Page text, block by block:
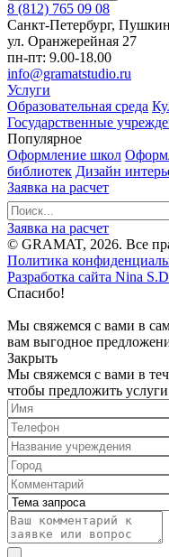
8 (812) 765 09 08
Санкт-Петербург, Пушкин
ул. Оранжерейная 27
пн-пт: 9.00-18.00
info@gramatstudio.ru
Услуги
Образовательная среда
Государственные
Популярное
Оформление школ
библиотек Дизайн
Заявка на расчет
Заявка на расчет
© GRAMAT, 2026. Все
Политика
Разработка сайта Nina
Спасибо!
Мы свяжемся с вами в
вам выгодное
Закрыть
Мы свяжемся с вами в
чтобы предложить